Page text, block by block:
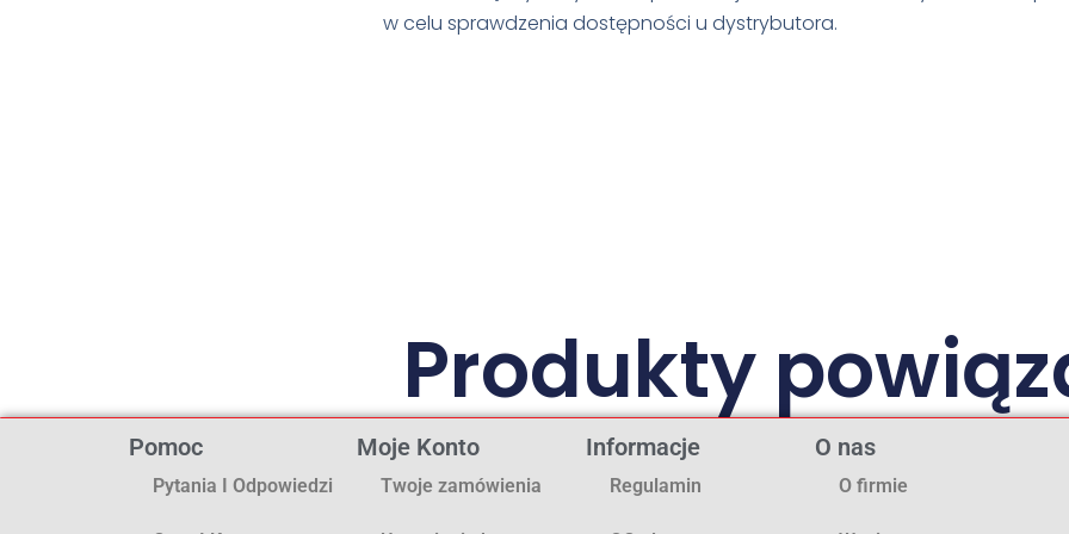
w celu sprawdzenia dostępności u dystrybutora.
Produkty
Pomoc
Pytania I Odpowiedzi
Moje Konto
Twoje zamówienia
Informacje
Regulamin
O nas
O firmie